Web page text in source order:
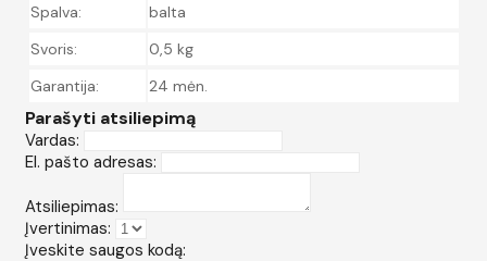
Spalva:
balta
Svoris:
0,5 kg
Garantija:
24 mėn.
Parašyti atsiliepimą
Vardas:
El. pašto adresas:
Atsiliepimas:
Įvertinimas:
Įveskite saugos kodą: